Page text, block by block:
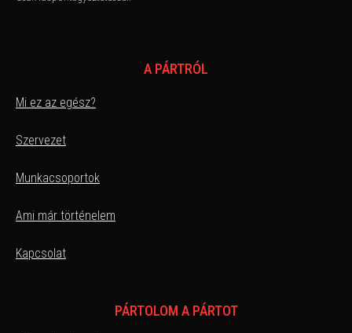
A PÁRTRÓL
Mi ez az egész?
Szervezet
Munkacsoportok
Ami már történelem
Kapcsolat
PÁRTOLOM A PÁRTOT